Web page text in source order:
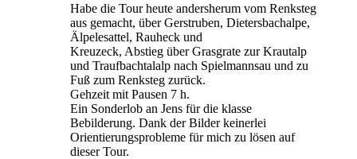
Habe die Tour heute andersherum vom Renksteg
aus gemacht, über Gerstruben, Dietersbachalpe,
Älpelesattel, Rauheck und
Kreuzeck, Abstieg über Grasgrate zur Krautalp
und Traufbachtalalp nach Spielmannsau und zu
Fuß zum Renksteg zurück.
Gehzeit mit Pausen 7 h.
Ein Sonderlob an Jens für die klasse
Bebilderung. Dank der Bilder keinerlei
Orientierungsprobleme für mich zu lösen auf
dieser Tour.